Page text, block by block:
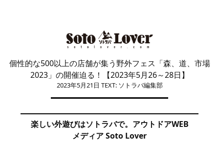
個性的な500以上の店舗が集う野外フェス「森、道、市場
2023」の開催迫る！【2023年5月26～28日】
2023年5月21日 TEXT: ソトラバ編集部
楽しい外遊びはソトラバで。アウトドアWEB
メディア Soto Lover